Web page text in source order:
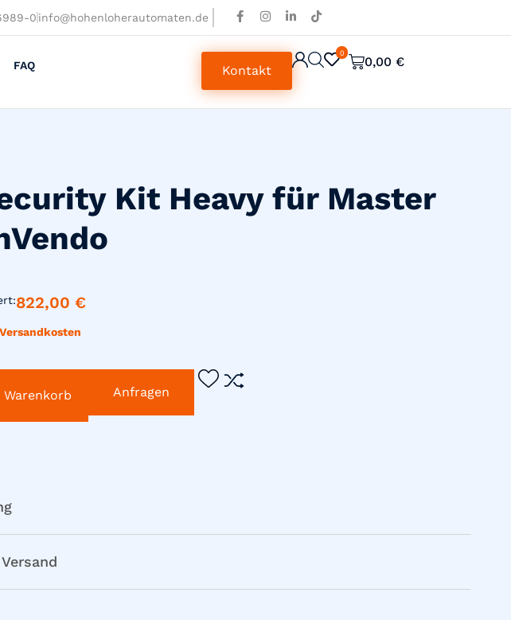
0 info@hohenloherautomaten.de
FAQ Kontakt
0
0,00 €
Kit Heavy für Master
822,00 €
Versandkosten
Warenkorb Anfragen